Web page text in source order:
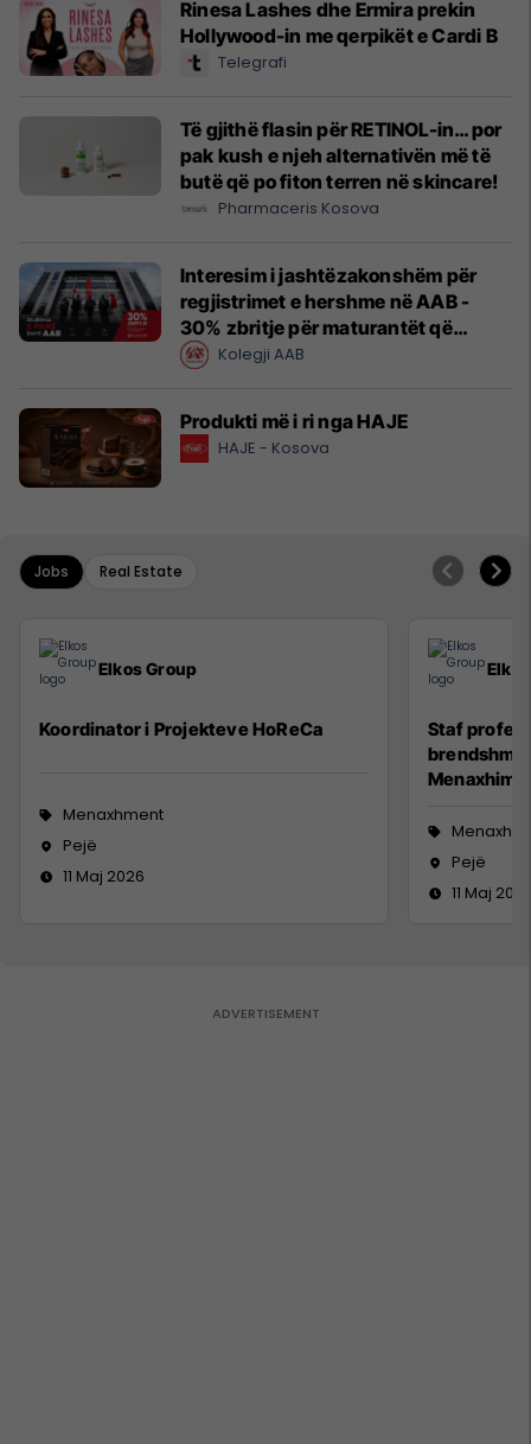
Rinesa Lashes dhe Ermira prekin
Hollywood-in me qerpikët e Cardi B
Telegrafi
Të gjithë flasin për RETINOL-in… por
pak kush e njeh alternativën më të
butë që po fiton terren në skincare!
Pharmaceris Kosova
Interesim i jashtëzakonshëm për
regjistrimet e hershme në AAB -
30% zbritje për maturantët që
regjistrohen tani
Kolegji AAB
Produkti më i ri nga HAJE
HAJE - Kosova
Jobs Real Estate
Elkos Group
Koordinator i Projekteve HoReCa
Menaxhment
Pejë
11 Maj 2026
Staf
Menaxhim)
Pejë
11 Maj